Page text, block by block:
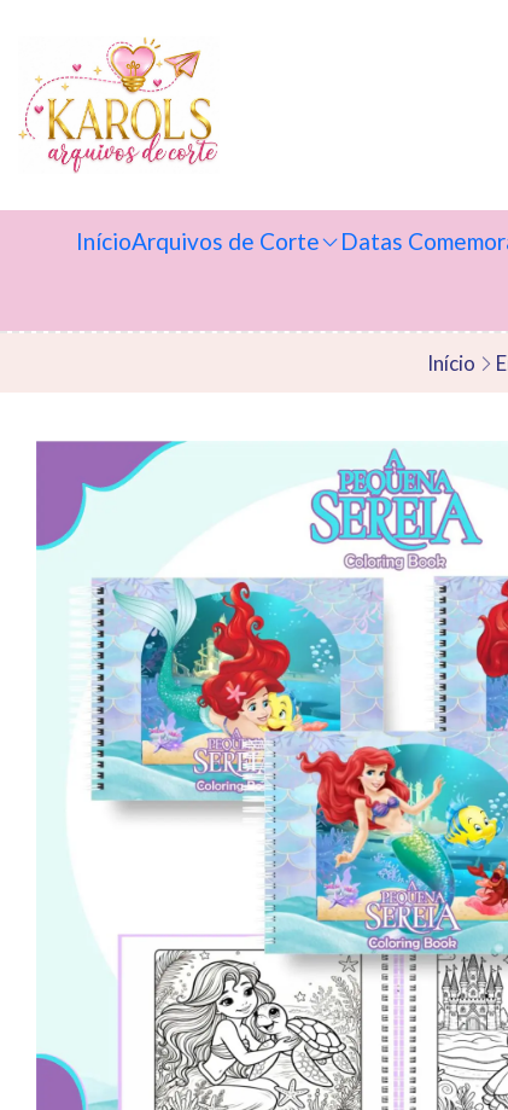
InícioArquivos de Corte Datas
Início